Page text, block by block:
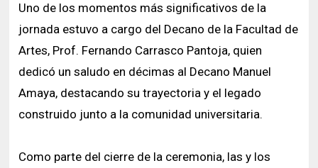
Uno de los momentos más significativos de la
jornada estuvo a cargo del Decano de la Facultad de
Artes, Prof. Fernando Carrasco Pantoja, quien
dedicó un saludo en décimas al Decano Manuel
Amaya, destacando su trayectoria y el legado
construido junto a la comunidad universitaria.
Como parte del cierre de la ceremonia, las y los